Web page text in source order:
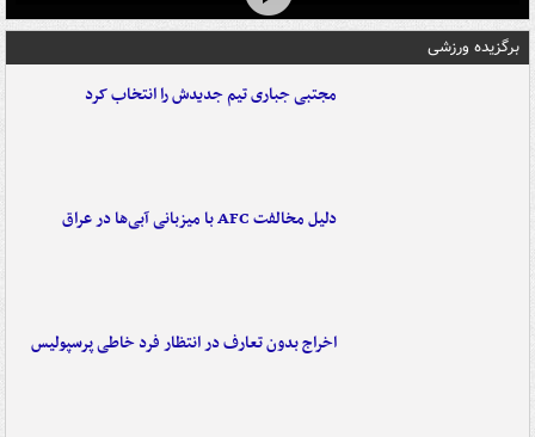
برگزیده ورزشی
مجتبی جباری تیم جدیدش را انتخاب کرد
دلیل مخالفت AFC با میزبانی آبی‌ها در عراق
اخراج بدون تعارف در انتظار فرد خاطی پرسپولیس